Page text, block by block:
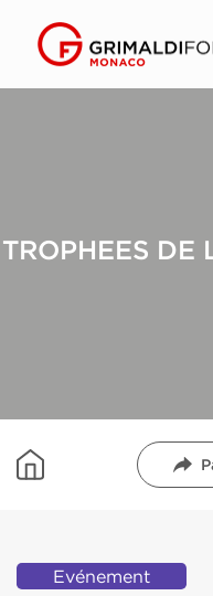
TROPHEES DE
Evénement